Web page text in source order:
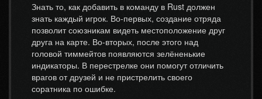
Знать то, как добавить в команду в Rust должен
знать каждый игрок. Во-первых, создание отряда
позволит союзникам видеть местоположение друг
друга на карте. Во-вторых, после этого над
головой тиммейтов появляются зелёненькие
индикаторы. В перестрелке они помогут отличить
врагов от друзей и не пристрелить своего
соратника по ошибке.